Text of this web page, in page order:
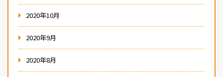
2020年10月
2020年9月
2020年8月